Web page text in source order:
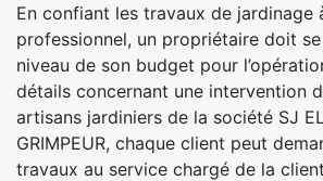
En confiant les travaux de jardinage
professionnel, un propriétaire doit
niveau de son budget pour
détails concernant une intervention
artisans jardiniers de la société SJ
GRIMPEUR, chaque client peut
travaux au service chargé de la